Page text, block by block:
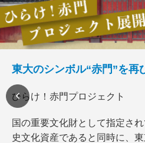
東大のシンボル“赤門”を再
ひらけ！赤門プロジェクト
国の重要文化財として指定さ
史文化資産であると同時に、